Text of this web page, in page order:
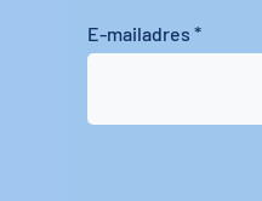
E-mailadres